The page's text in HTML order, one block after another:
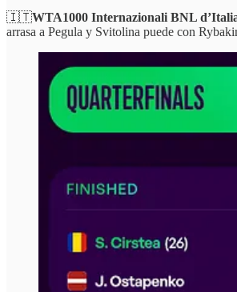
🇮🇹WTA1000 Internazionali BNL
arrasa a Pegula y Svitolina puede con